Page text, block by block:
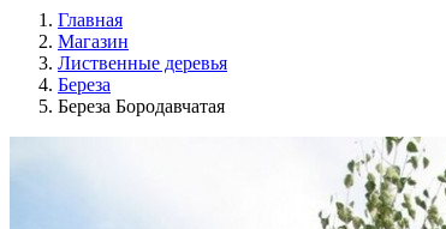
Главная
Магазин
Лиственные деревья
Береза
Береза Бородавчатая